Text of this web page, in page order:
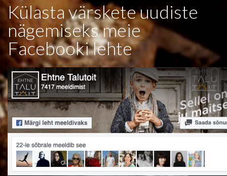
Külasta värskete uudiste
nägemiseks meie
Facebooki lehte